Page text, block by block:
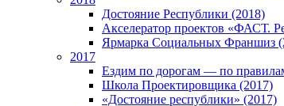
Достояние Республики (2018)
Акселератор проектов «ФАСТ.
Ярмарка Социальных Франшиз
2017
Ездим по дорогам — по
Школа Проектировщика (2017)
«Достояние республики» (2017)